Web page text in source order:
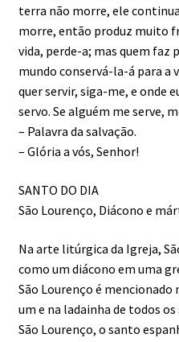
terra não morre, ele
morre, então produz muito
vida, perde-a; mas quem faz
mundo conservá-la-á para a
quer servir, siga-me, e onde
servo. Se alguém me serve,
– Palavra da salvação.
– Glória a vós, Senhor!
SANTO DO DIA
São Lourenço, Diácono e
Na arte litúrgica da Igreja,
como um diácono em uma
São Lourenço é mencionado
um e na ladainha de todos
São Lourenço, o santo